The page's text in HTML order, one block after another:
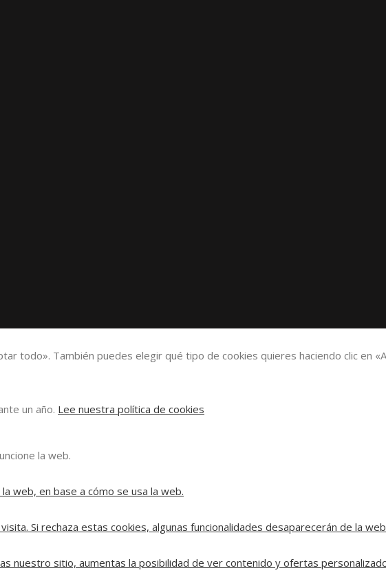
todo». También puedes elegir qué tipo de cookies quieres haciendo clic en
un año. Lee nuestra política de cookies
la web.
web, en base a cómo se usa la web.
Si rechaza estas cookies, algunas funcionalidades desaparecerán de la
nuestro sitio, aumentas la posibilidad de ver contenido y ofertas